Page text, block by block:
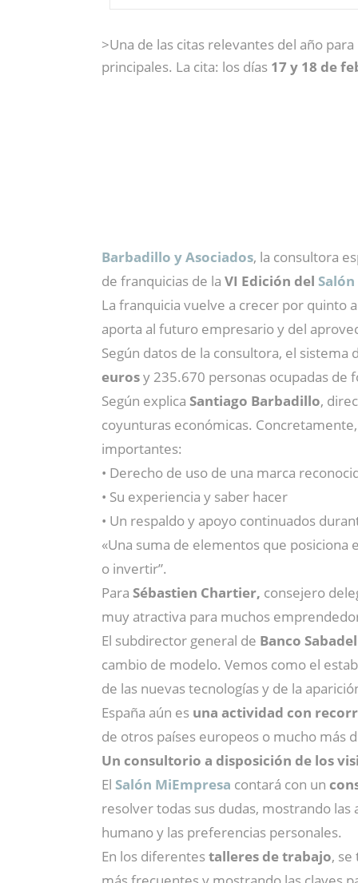
>Una de las citas relevantes del año
principales. La cita: los días 17 y 18 de
Barbadillo y Asociados, la consultora
de franquicias de la VI Edición del
La franquicia vuelve a crecer por quinto
aporta al futuro empresario y del
Según datos de la consultora, el
eurosy 235.670 personas ocupadas de
Según explica Santiago Barbadillo,
coyunturas económicas.
importantes:
• Derecho de uso de una marca
• Su experiencia y saber hacer
• Un respaldo y apoyo continuados
«Una suma de elementos que
o invertir”.
Para Sébastien Chartier, consejero
muy atractiva para muchos
El subdirector general de Banco
cambio de modelo. Vemos como el
de las nuevas tecnologías y de la
España aún es una actividad con
de otros países europeos o mucho más
Un consultorio a disposición de los
El Salón MiEmpresa contará con un
resolver todas sus dudas, mostrando
humano y las preferencias personales.
En los diferentestalleres de trabajo,